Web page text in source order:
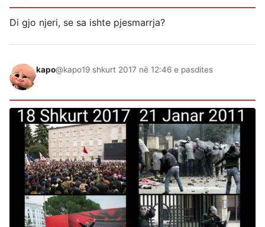
Di gjo njeri, se sa ishte pjesmarrja?
kapo@kapo19 shkurt 2017 në 12:46 e pasdites